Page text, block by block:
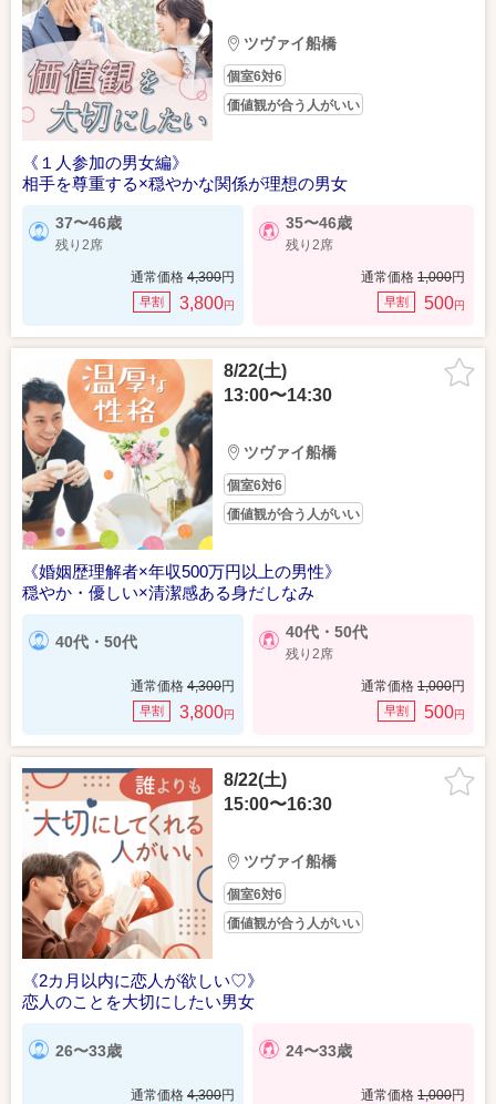
ツヴァイ船橋
個室6対6
価値観が合う人がいい
《１人参加の男女編》
相手を尊重する×穏やかな関係が理想の男女
37〜46歳
残り2席
通常価格 4,300円
早割 3,800円
35〜46歳
残り2席
通常価格 1,000円
早割 500円
8/22(土)
13:00〜14:30
ツヴァイ船橋
個室6対6
価値観が合う人がいい
《婚姻歴理解者×年収500万円以上の男性》
穏やか・優しい×清潔感ある身だしなみ
40代・50代
通常価格 4,300円
早割 3,800円
40代・50代
残り2席
通常価格 1,000円
早割 500円
8/22(土)
15:00〜16:30
ツヴァイ船橋
個室6対6
価値観が合う人がいい
《2カ月以内に恋人が欲しい♡》
恋人のことを大切にしたい男女
26〜33歳
通常価格 4,300円
24〜33歳
通常価格 1,000円